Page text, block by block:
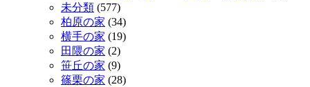
未分類 (577)
柏原の家 (34)
横手の家 (19)
田隈の家 (2)
笹丘の家 (9)
篠栗の家 (28)